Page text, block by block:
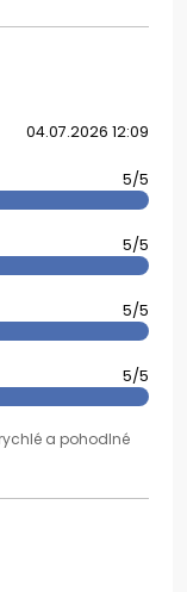
04.07.2026 12:09
5/5
5/5
5/5
5/5
a pohodlné